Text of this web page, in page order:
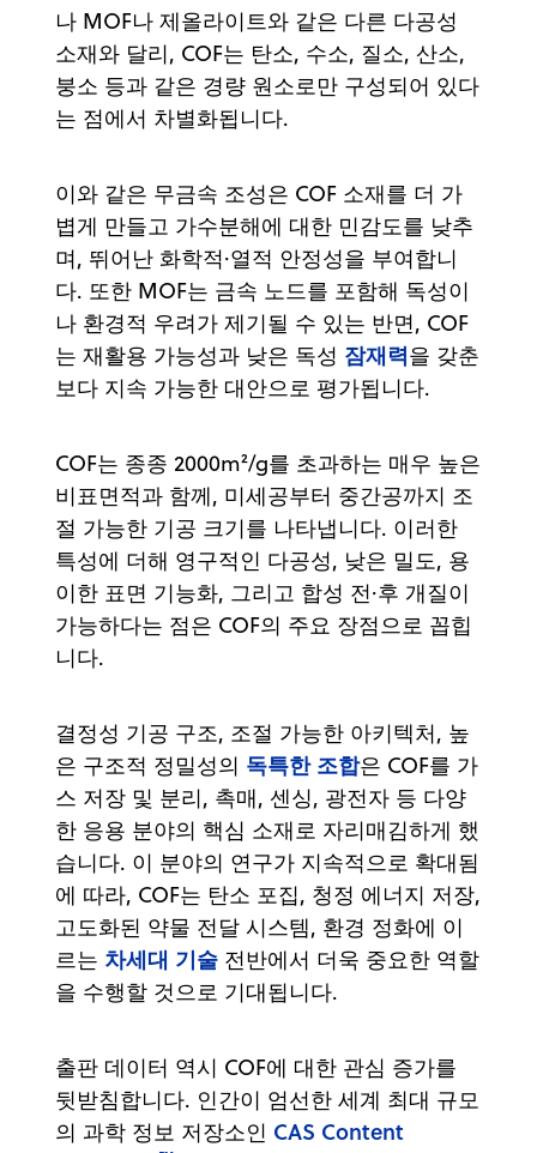
나 MOF나 제올라이트와 같은 다른 다공성
소재와 달리, COF는 탄소, 수소, 질소, 산소,
붕소 등과 같은 경량 원소로만 구성되어 있다
는 점에서 차별화됩니다.
이와 같은 무금속 조성은 COF 소재를 더 가
볍게 만들고 가수분해에 대한 민감도를 낮추
며, 뛰어난 화학적·열적 안정성을 부여합니
다. 또한 MOF는 금속 노드를 포함해 독성이
나 환경적 우려가 제기될 수 있는 반면, COF
는 재활용 가능성과 낮은 독성 잠재력을 갖춘
보다 지속 가능한 대안으로 평가됩니다.
COF는 종종 2000m²/g를 초과하는 매우 높은
비표면적과 함께, 미세공부터 중간공까지 조
절 가능한 기공 크기를 나타냅니다. 이러한
특성에 더해 영구적인 다공성, 낮은 밀도, 용
이한 표면 기능화, 그리고 합성 전·후 개질이
가능하다는 점은 COF의 주요 장점으로 꼽힙
니다.
결정성 기공 구조, 조절 가능한 아키텍처, 높
은 구조적 정밀성의 독특한 조합은 COF를 가
스 저장 및 분리, 촉매, 센싱, 광전자 등 다양
한 응용 분야의 핵심 소재로 자리매김하게 했
습니다. 이 분야의 연구가 지속적으로 확대됨
에 따라, COF는 탄소 포집, 청정 에너지 저장,
고도화된 약물 전달 시스템, 환경 정화에 이
르는 차세대 기술 전반에서 더욱 중요한 역할
을 수행할 것으로 기대됩니다.
출판 데이터 역시 COF에 대한 관심 증가를
뒷받침합니다. 인간이 엄선한 세계 최대 규모
의 과학 정보 저장소인 CAS Content